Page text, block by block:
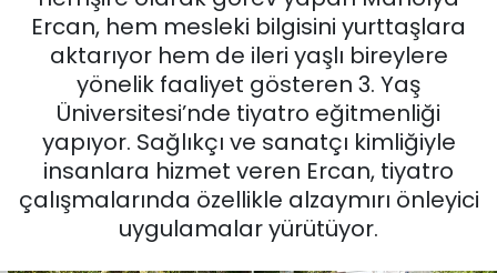
Ercan, hem mesleki bilgisini yurttaşlara
aktarıyor hem de ileri yaşlı bireylere
yönelik faaliyet gösteren 3. Yaş
Üniversitesi’nde tiyatro eğitmenliği
yapıyor. Sağlıkçı ve sanatçı kimliğiyle
insanlara hizmet veren Ercan, tiyatro
çalışmalarında özellikle alzaymırı önleyici
uygulamalar yürütüyor.
English News
GÜNCEL
KÜLTÜR SANAT
MAGAZİN
Haber Arşivi